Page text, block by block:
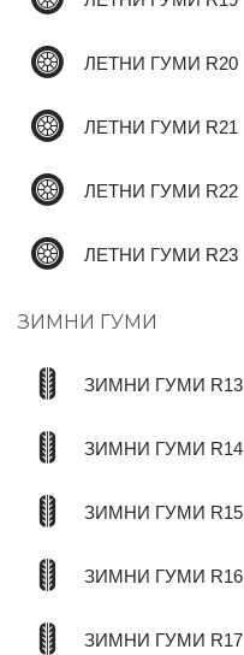
ЛЕТНИ ГУМИ R20
ЛЕТНИ ГУМИ R21
ЛЕТНИ ГУМИ R22
ЛЕТНИ ГУМИ R23
ЗИМНИ ГУМИ
ЗИМНИ ГУМИ R13
ЗИМНИ ГУМИ R14
ЗИМНИ ГУМИ R15
ЗИМНИ ГУМИ R16
ЗИМНИ ГУМИ R17